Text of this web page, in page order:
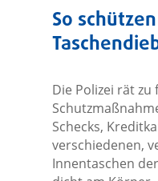
So
Die Polizei rät zu
Schecks,
verschiedenen,
Innentaschen